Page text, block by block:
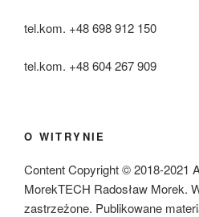
tel.kom. +48 698 912 150
tel.kom. +48 604 267 909
O WITRYNIE
Content Copyright © 2018-2021
MorekTECH Radosław Morek.
zastrzeżone. Publikowane